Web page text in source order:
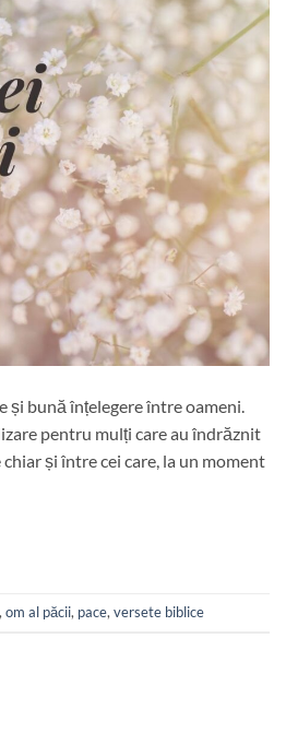
și bună înțelegere între oameni.
pentru mulți care au îndrăznit
și între cei care, la un moment
,om al păcii, pace,versete biblice